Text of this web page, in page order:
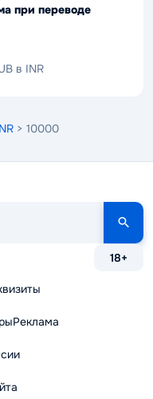
при переводе
в INR
> 10000
18+
Реклама